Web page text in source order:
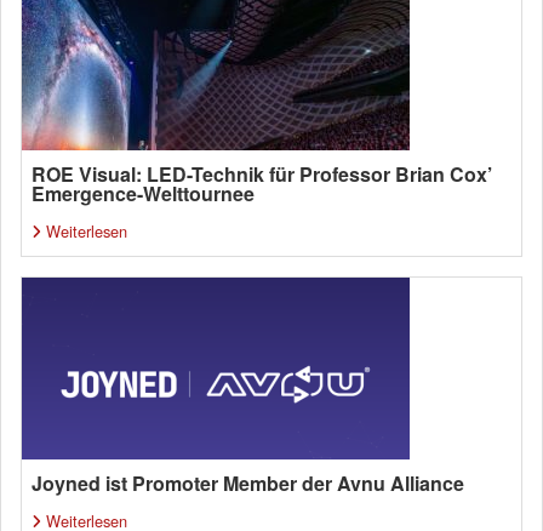
ROE Visual: LED-Technik für Professor Brian Cox’
Emergence-Welttournee
Weiterlesen
Joyned ist Promoter Member der Avnu Alliance
Weiterlesen